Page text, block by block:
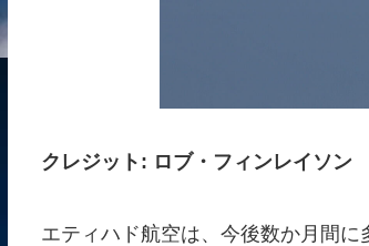
クレジット: ロブ・フィンレイソン
エティハド航空は、今後数か月間